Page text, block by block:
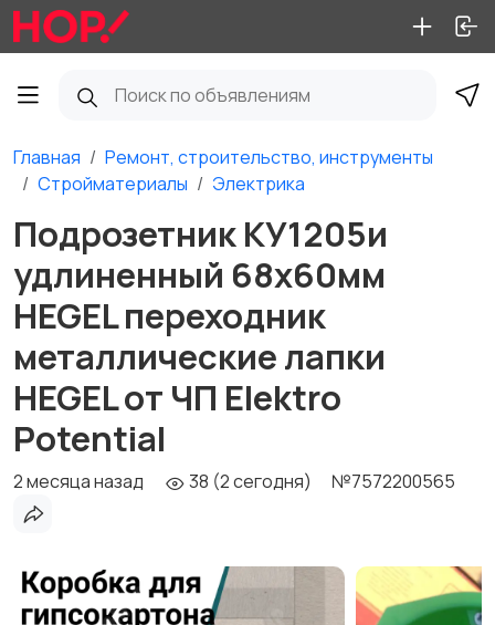
Главная
Ремонт, строительство, инструменты
Стройматериалы
Электрика
Подрозетник КУ1205и
удлиненный 68х60мм
HEGEL переходник
металлические лапки
HEGEL от ЧП Elektro
Potential
2 месяца назад 38 (2 сегодня) №7572200565